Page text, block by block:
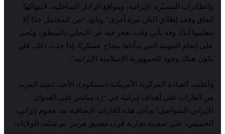
المسيّرة الإيرانية، ومواقع الرادار الساحلية، لانتهاكها
وقف إطلاق النار، مرة أخرى”.وتابع: “من المحتمل جدًا ألا
أبدًا، وقد يأتي وقت نعجز فيه عن التحلي بالمنطق، ونُجبر
المهمة التي بدأناها بنجاح عسكريًا. إذا حدث ذلك، فلن
وجود للجمهورية الإسلامية الإيرانية”.
القيادة المركزية الأمريكية (سنتكوم)، الأحد، تنفيذ المزيد
على أهداف إيرانية في “رد مباشر على العدوان
المتواصل”.وتأتي هذه الغارات الإضافية بعد هجوم إيراني،
على سفينة تجارية قرب مضيق هرمز. ثم شنّت الولايات